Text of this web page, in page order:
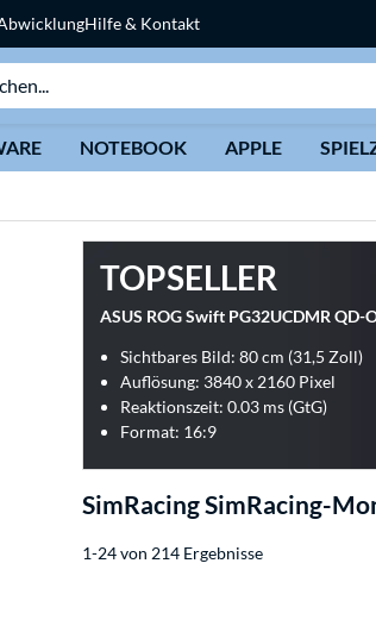
Hilfe & Kontakt
NOTEBOOK APPLE
TOPSELLER
ASUS ROG Swift PG32UCDMR QD-
Sichtbares Bild: 80 cm (31,5 Zoll)
Auflösung: 3840 x 2160 Pixel
Reaktionszeit: 0.03 ms (GtG)
Format: 16:9
SimRacing SimRacing-
1-24 von 214 Ergebnisse